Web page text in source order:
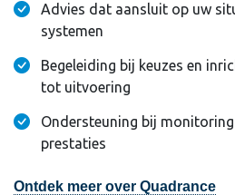
Advies dat aansluit op uw
systemen
Begeleiding bij keuzes en
tot uitvoering
Ondersteuning bij
prestaties
Ontdek meer over Quadrance